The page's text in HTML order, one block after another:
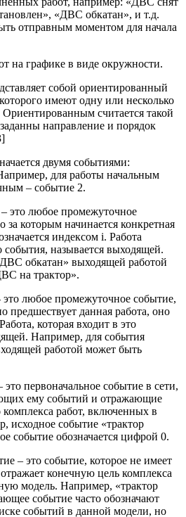
«ДВС обкатан», и т.д.
отправным моментом для начала
графике в виде окружности.
собой ориентированный
имеют одну или несколько
считается такой
направление и порядок
двумя событиями:
для работы начальным
– событие 2.
любое промежуточное
за которым начинается конкретная
индексом i. Работа
события, называется выходящей.
обкатан» выходящей работой
на трактор».
любое промежуточное событие,
предшествует данная работа, оно
которая входит в это
Например, для события
работой может быть
первоначальное событие в сети,
ему событий и отражающие
работ, включенных в
исходное событие «трактор
событие обозначается цифрой 0.
это событие, которое не имеет
конечную цель комплекса
модель. Например, «трактор
событие часто обозначают
событий в данной модели, но